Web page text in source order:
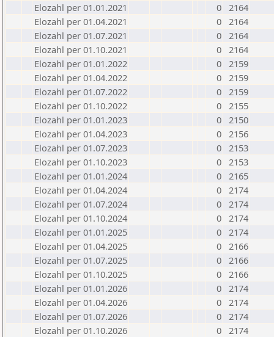
Elozahl per 01.01.2021
0 2164
Elozahl per 01.04.2021
0 2164
Elozahl per 01.07.2021
0 2164
Elozahl per 01.10.2021
0 2164
Elozahl per 01.01.2022
0 2159
Elozahl per 01.04.2022
0 2159
Elozahl per 01.07.2022
0 2159
Elozahl per 01.10.2022
0 2155
Elozahl per 01.01.2023
0 2150
Elozahl per 01.04.2023
0 2156
Elozahl per 01.07.2023
0 2153
Elozahl per 01.10.2023
0 2153
Elozahl per 01.01.2024
0 2165
Elozahl per 01.04.2024
0 2174
Elozahl per 01.07.2024
0 2174
Elozahl per 01.10.2024
0 2174
Elozahl per 01.01.2025
0 2174
Elozahl per 01.04.2025
0 2166
Elozahl per 01.07.2025
0 2166
Elozahl per 01.10.2025
0 2166
Elozahl per 01.01.2026
0 2174
Elozahl per 01.04.2026
0 2174
Elozahl per 01.07.2026
0 2174
Elozahl per 01.10.2026
0 2174